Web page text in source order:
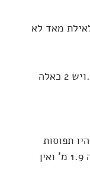
לאילת מאד לא
בשיחת טלפון, שירות הלקוחות של רשת מלונות דן, ממש אישרו שהחדר שמור רק לנכים...ויש 2 כאלה
מאד נוח עם 4 חניות נכים שהיו תפוסות
ע"י מתחזים למינהם. קיבלנו למעשה חניית v.i.p שיותר נגישה מחניות הנכים. הגבלת גובה 1.9 מ' ואין